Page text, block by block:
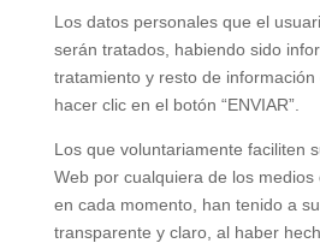
Los datos personales que el
serán tratados, habiendo sido
tratamiento y resto de
hacer clic en el botón “ENVIAR”.
Los que voluntariamente faciliten
Web por cualquiera de los
en cada momento, han tenido a
transparente y claro, al haber